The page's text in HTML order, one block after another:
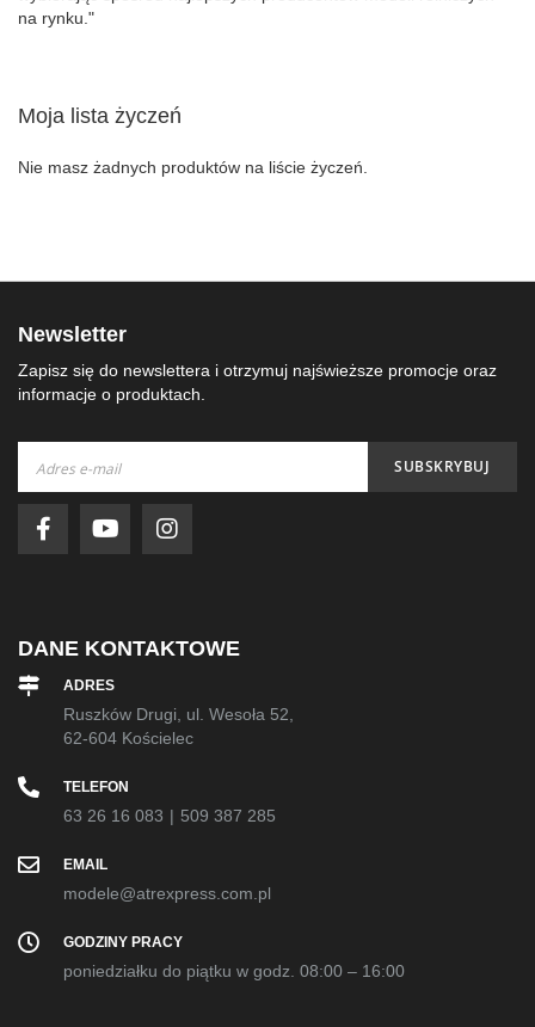
na rynku."
Moja lista życzeń
Nie masz żadnych produktów na liście życzeń.
Newsletter
Zapisz się do newslettera i otrzymuj najświeższe promocje oraz
informacje o produktach.
nasz
newsletter:
SUBSKRYBUJ
DANE KONTAKTOWE
ADRES
Ruszków Drugi, ul. Wesoła 52,
62-604 Kościelec
TELEFON
63 26 16 083 | 509 387 285
EMAIL
modele@atrexpress.com.pl
GODZINY PRACY
poniedziałku do piątku w godz. 08:00 – 16:00